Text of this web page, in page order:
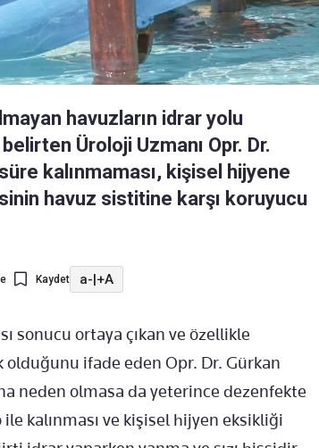
havuzların idrar yolu
Üroloji Uzmanı Opr. Dr.
kalınmaması, kişisel hijyene
havuz sistitine karşı koruyucu
Kaydet a-|+A
sonucu ortaya çıkan ve özellikle
olduğunu ifade eden Opr. Dr. Gürkan
neden olmasa da yeterince dezenfekte
kalınması ve kişisel hijyen eksikliği